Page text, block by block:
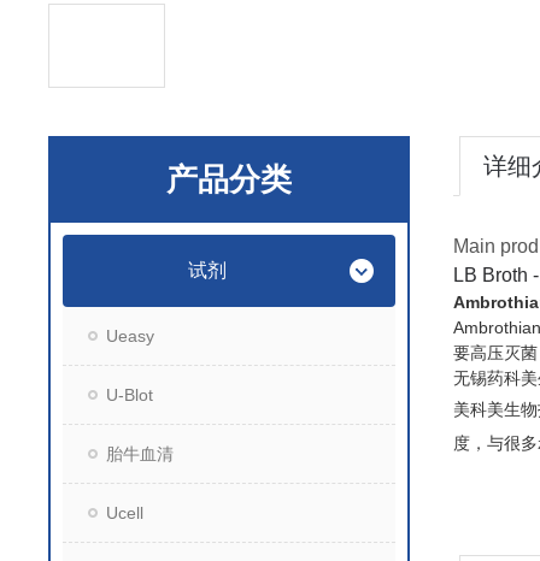
产品分类
试剂
Ueasy
U-Blot
胎牛血清
Ucell
详细
Main
LB Broth
要高压灭
无锡药科
美科美生
度，与很多